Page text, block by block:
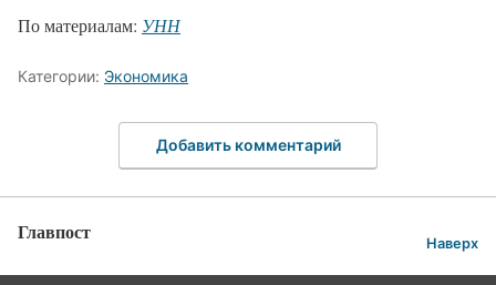
По материалам: УНН
Категории: Экономика
Добавить комментарий
Главпост Наверх